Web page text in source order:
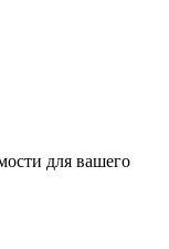
для вашего